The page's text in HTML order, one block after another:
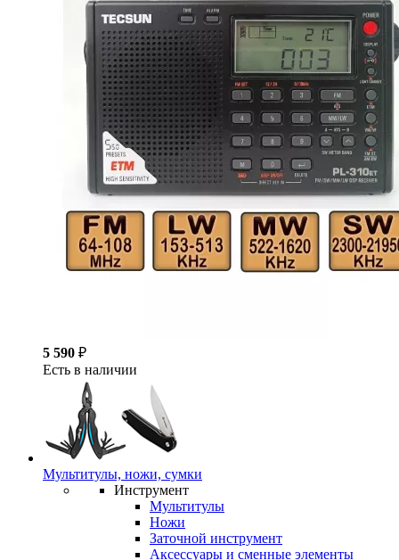
5 590 ₽
Есть в наличии
Мультитулы, ножи, сумки
Инструмент
Мультитулы
Ножи
Заточной инструмент
Аксессуары и сменные элементы